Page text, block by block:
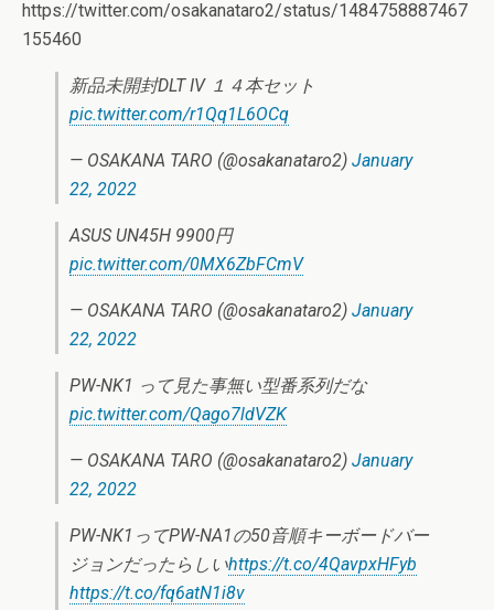
https://twitter.com/osakanataro2/status/1484758887467
155460
新品未開封DLT IV １４本セット
pic.twitter.com/r1Qq1L6OCq
— OSAKANA TARO (@osakanataro2) January
22, 2022
ASUS UN45H 9900円
pic.twitter.com/0MX6ZbFCmV
— OSAKANA TARO (@osakanataro2) January
22, 2022
PW-NK1 って見た事無い型番系列だな
pic.twitter.com/Qago7ldVZK
— OSAKANA TARO (@osakanataro2) January
22, 2022
PW-NK1ってPW-NA1の50音順キーボードバー
ジョンだったらしいhttps://t.co/4QavpxHFyb
https://t.co/fq6atN1i8v